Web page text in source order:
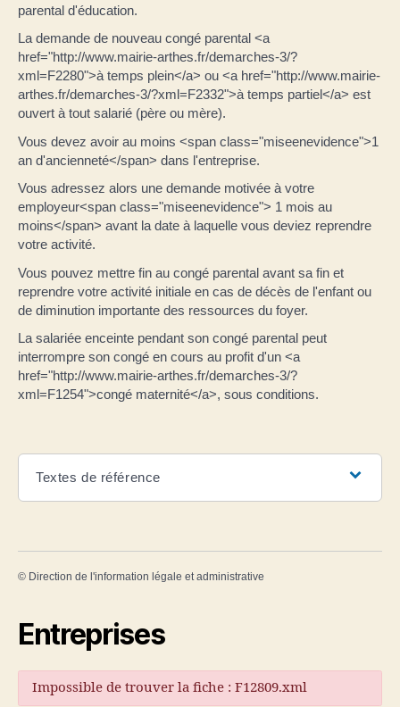
parental d'éducation.
La demande de nouveau congé parental <a
href="http://www.mairie-arthes.fr/demarches-3/?
xml=F2280">à temps plein</a> ou <a href="http://www.mairie-
arthes.fr/demarches-3/?xml=F2332">à temps partiel</a> est
ouvert à tout salarié (père ou mère).
Vous devez avoir au moins <span class="miseenevidence">1
an d'ancienneté</span> dans l'entreprise.
Vous adressez alors une demande motivée à votre
employeur<span class="miseenevidence"> 1 mois au
moins</span> avant la date à laquelle vous deviez reprendre
votre activité.
Vous pouvez mettre fin au congé parental avant sa fin et
reprendre votre activité initiale en cas de décès de l'enfant ou
de diminution importante des ressources du foyer.
La salariée enceinte pendant son congé parental peut
interrompre son congé en cours au profit d'un <a
href="http://www.mairie-arthes.fr/demarches-3/?
xml=F1254">congé maternité</a>, sous conditions.
Textes de référence
© Direction de l'information légale et administrative
Entreprises
Impossible de trouver la fiche : F12809.xml